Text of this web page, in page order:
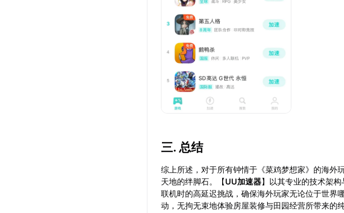
三. 总结
综上所述，对于所有钟情于《菜鸡梦想家》的海外
天地的绊脚石。【UU加速器】以其专业的技术架
联机时的高延迟挑战，确保海外玩家无论位于世界
动，无拘无束地体验房屋装修与田园经营所带来的纯